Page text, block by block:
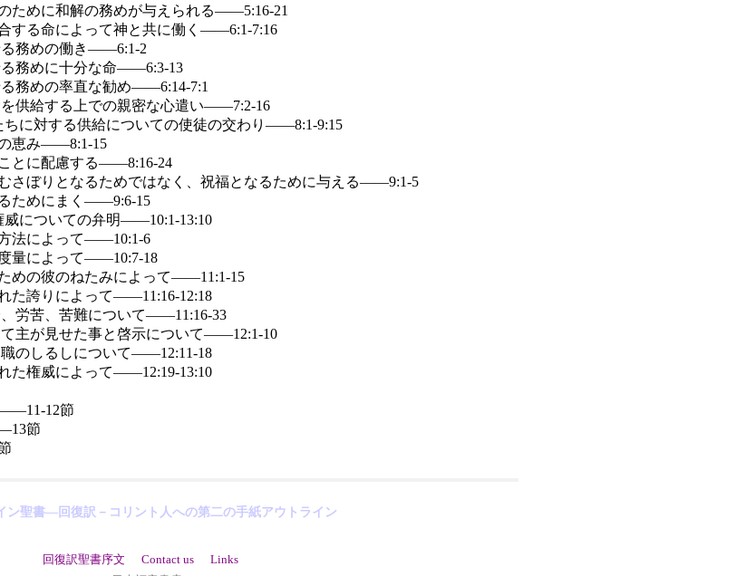
ために和解の務めが与えられる――5:16-21
する命によって神と共に働く――6:1-7:16
務めの働き――6:1-2
務めに十分な命――6:3-13
務めの率直な勧め――6:14-7:1
供給する上での親密な心遣い――7:2-16
ちに対する供給についての使徒の交わり――8:1-9:15
恵み――8:1-15
とに配慮する――8:16-24
さぼりとなるためではなく、祝福となるために与える――9:1-5
ためにまく――9:6-15
威についての弁明――10:1-13:10
法によって――10:1-6
量によって――10:7-18
めの彼のねたみによって――11:1-15
た誇りによって――11:16-12:18
労苦、苦難について――11:16-33
主が見せた事と啓示について――12:1-10
のしるしについて――12:11-18
た権威によって――12:19-13:10
12節
節
ン聖書―回復訳－コリント人への第二の手紙アウトライン
回復訳聖書序文 Contact us
Links